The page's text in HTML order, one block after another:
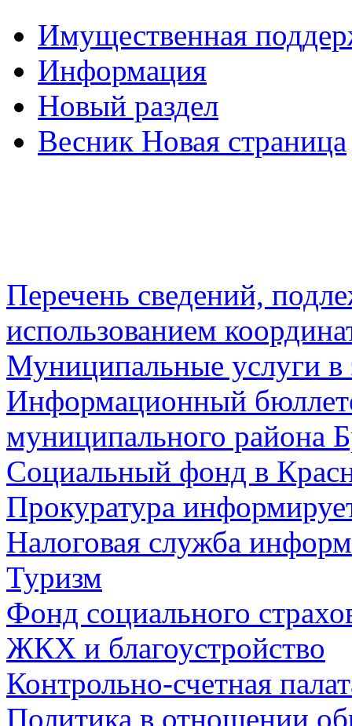
Имущественная
Информация
Новый раздел
Весник Новая страница
Перечень сведений,
использованием
Муниципальные услуги в
Информационный
муниципального района
Социальный фонд в
Прокуратура
Налоговая служба
Туризм
Фонд социального
ЖКХ и благоустройство
Контрольно-счетная
Политика в отношении